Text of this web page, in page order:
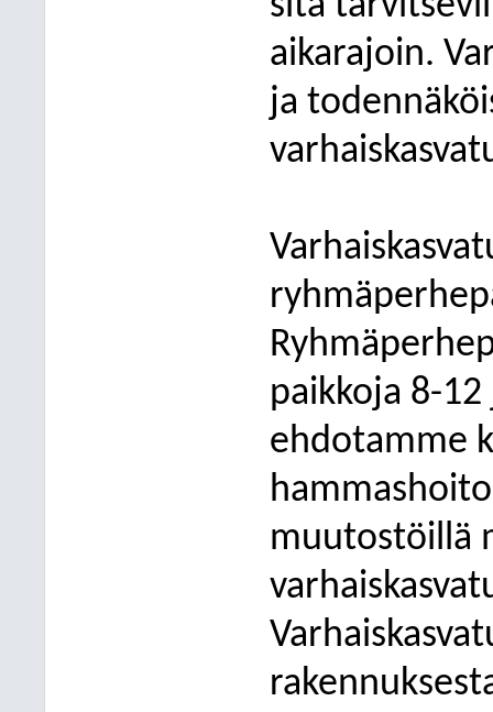
aikarajoin.
ja
paikkoja 8-
ehdotamme
muutostöillä